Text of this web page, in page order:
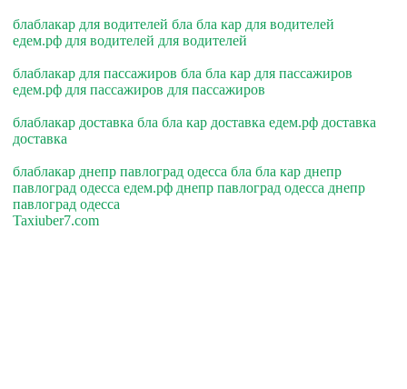
блаблакар для водителей бла бла кар для водителей
едем.рф для водителей для водителей
блаблакар для пассажиров бла бла кар для пассажиров
едем.рф для пассажиров для пассажиров
блаблакар доставка бла бла кар доставка едем.рф доставка
доставка
блаблакар днепр павлоград одесса бла бла кар днепр
павлоград одесса едем.рф днепр павлоград одесса днепр
павлоград одесса
Taxiuber7.com